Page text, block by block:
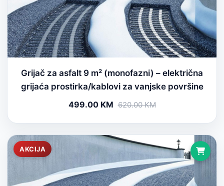
Grijač za asfalt 9 m² (monofazni) – električna
grijaća prostirka/kablovi za vanjske površine
499.00 KM 620.00 KM
AKCIJA